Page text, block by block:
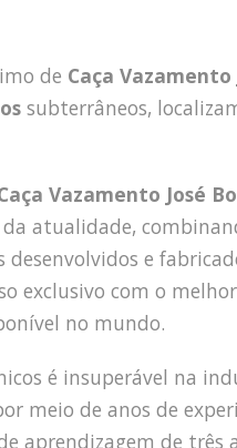
de Caça Vazamento
subterrâneos,
Vazamento José
atualidade,
e
exclusivo com o
no mundo.
é insuperável na
meio de anos de
aprendizagem de três